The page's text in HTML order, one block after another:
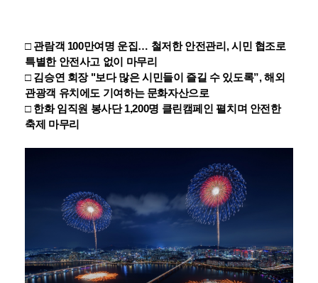
□ 관람객 100만여명 운집… 철저한 안전관리, 시민 협조로
특별한 안전사고 없이 마무리
□ 김승연 회장 "보다 많은 시민들이 즐길 수 있도록”, 해외
관광객 유치에도 기여하는 문화자산으로
□ 한화 임직원 봉사단 1,200명 클린캠페인 펼치며 안전한
축제 마무리